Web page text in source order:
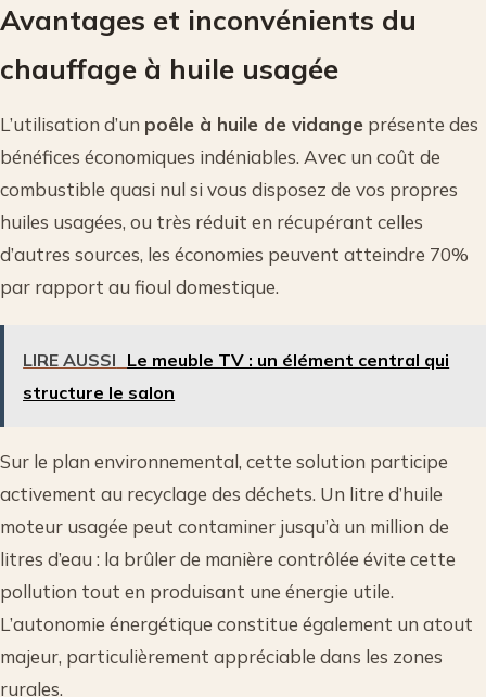
Avantages et inconvénients du
chauffage à huile usagée
L’utilisation d’un poêle à huile de vidange présente des
bénéfices économiques indéniables. Avec un coût de
combustible quasi nul si vous disposez de vos propres
huiles usagées, ou très réduit en récupérant celles
d’autres sources, les économies peuvent atteindre 70%
par rapport au fioul domestique.
LIRE AUSSI Le meuble TV : un élément central qui
structure le salon
Sur le plan environnemental, cette solution participe
activement au recyclage des déchets. Un litre d’huile
moteur usagée peut contaminer jusqu’à un million de
litres d’eau : la brûler de manière contrôlée évite cette
pollution tout en produisant une énergie utile.
L’autonomie énergétique constitue également un atout
majeur, particulièrement appréciable dans les zones
rurales.